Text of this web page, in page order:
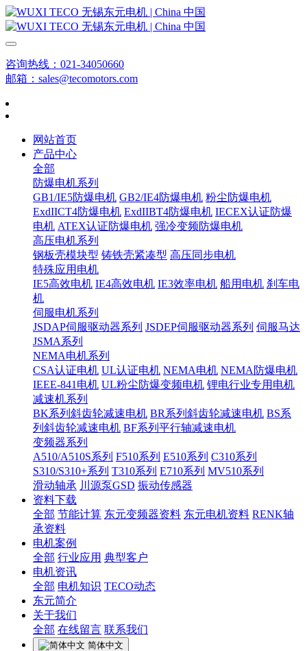
咨询热线：021-34050660
邮箱：sales@tecomotors.com
网站首页
产品中心
全部
防爆电机系列
GB1/IE5防爆电机 GB2/IE4防爆电机 粉尘防爆电机
ExdIICT4防爆电机 ExdIIBT4防爆电机 IECEX认证防爆
电机 ATEX认证防爆电机 强冷变频防爆电机
高压电机系列
钢板壳模块型 铸铁壳紧凑型 高压同步电机
特殊应用电机
IE5高效电机 IE4高效电机 IE3效率电机 船用电机 刹车电
机
伺服电机系列
JSDAP伺服驱动器系列 JSDEP伺服驱动器系列 伺服马达
JSMA系列
NEMA电机系列
CSA认证电机 UL认证电机 NEMA电机 NEMA防爆电机
IEEE-841电机 UL粉尘防爆变频电机 锂电行业专用电机
减速机系列
BK系列斜齿轮减速电机 BR系列斜齿轮减速电机 BS系
列斜齿轮减速电机 BF系列平行轴减速电机
变频器系列
A510/A510S系列 F510系列 E510系列 C310系列
S310/S310+系列 T310系列 E710系列 MV510系列
滑动轴承 川源泵GSD 振动传感器
资料下载
全部 节能计算 东元变频器资料 东元电机资料 RENK轴
承资料
电机案例
全部 行业应用 典型客户
电机资讯
全部 电机知识 TECO动态
东元简介
关于我们
全部 在线留言 联系我们
简体中文